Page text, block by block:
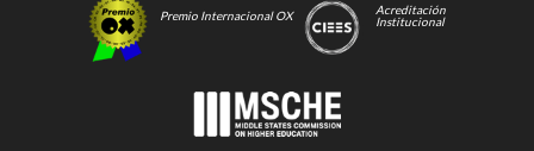
Premio Internacional OX
Acreditación
Institucional